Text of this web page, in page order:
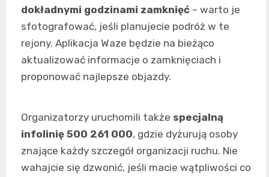
dokładnymi godzinami zamknięć – warto je
sfotografować, jeśli planujecie podróż w te
rejony. Aplikacja Waze będzie na bieżąco
aktualizować informacje o zamknięciach i
proponować najlepsze objazdy.
Organizatorzy uruchomili także specjalną
infolinię 500 261 000, gdzie dyżurują osoby
znające każdy szczegół organizacji ruchu. Nie
wahajcie się dzwonić, jeśli macie wątpliwości co